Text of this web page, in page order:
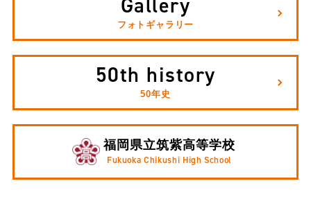
Gallery
フォトギャラリー
50th history
50年史
福岡県立筑紫高等学校
Fukuoka Chikushi High School